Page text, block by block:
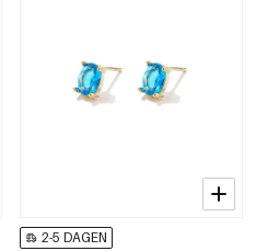
2-5 DAGEN